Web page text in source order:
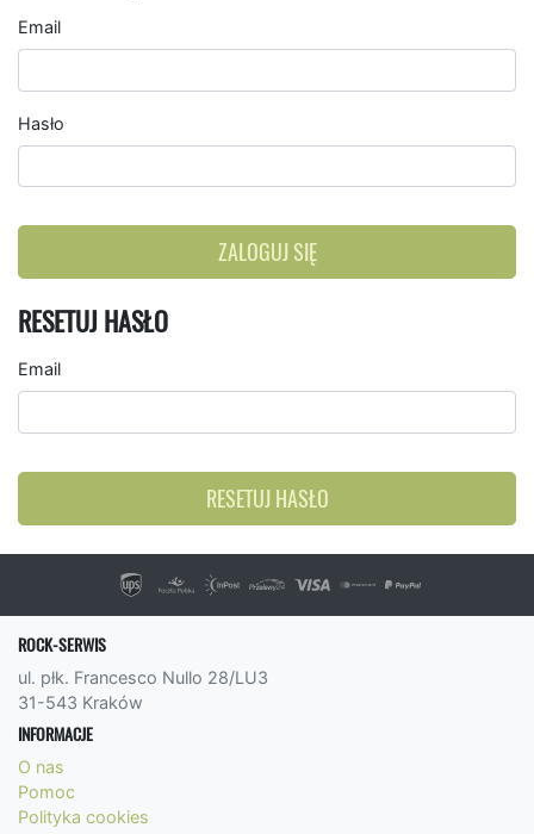
Email
Hasło
ZALOGUJ SIĘ
RESETUJ HASŁO
Email
RESETUJ HASŁO
ROCK-SERWIS
ul. płk. Francesco Nullo 28/LU3
31-543 Kraków
INFORMACJE
O nas
Pomoc
Polityka cookies